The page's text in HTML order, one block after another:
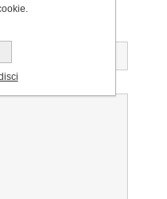
scrivere recensioni